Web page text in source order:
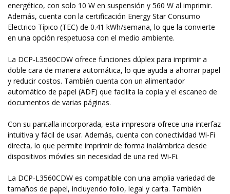
energético, con solo 10 W en suspensión y 560 W al imprimir.
Además, cuenta con la certificación Energy Star Consumo
Electrico Típico (TEC) de 0.41 kWh/semana, lo que la convierte
en una opción respetuosa con el medio ambiente.
La DCP-L3560CDW ofrece funciones dúplex para imprimir a
doble cara de manera automática, lo que ayuda a ahorrar papel
y reducir costos. También cuenta con un alimentador
automático de papel (ADF) que facilita la copia y el escaneo de
documentos de varias páginas.
Con su pantalla incorporada, esta impresora ofrece una interfaz
intuitiva y fácil de usar. Además, cuenta con conectividad Wi-Fi
directa, lo que permite imprimir de forma inalámbrica desde
dispositivos móviles sin necesidad de una red Wi-Fi.
La DCP-L3560CDW es compatible con una amplia variedad de
tamaños de papel, incluyendo folio, legal y carta. También